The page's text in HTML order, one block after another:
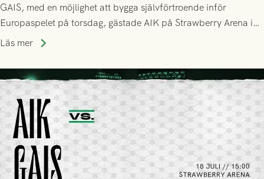
GAIS, med en möjlighet att bygga självförtroende inför
Europaspelet på torsdag, gästade AIK på Strawberry Arena i
Stockholm . Men trots konstant hotande i första halvlek av
lyckades få in 2-0.
Läs mer